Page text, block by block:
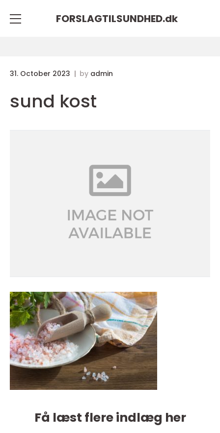
FORSLAGTILSUNDHED.dk
31. October 2023 by admin
sund kost
Få læst flere indlæg her